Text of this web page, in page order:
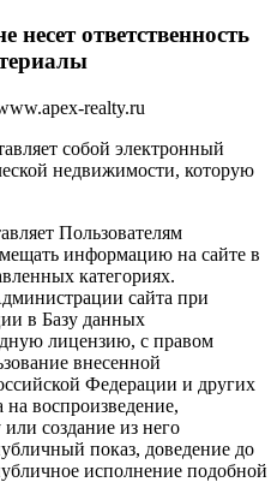
ответственность
realty.ru
собой электронный
недвижимости, которую
Пользователям
информацию на сайте в
категориях.
сайта при
в Базу данных
лицензию, с правом
внесенной
Федерации и других
на воспроизведение,
создание из него
показ, доведение до
исполнение подобной